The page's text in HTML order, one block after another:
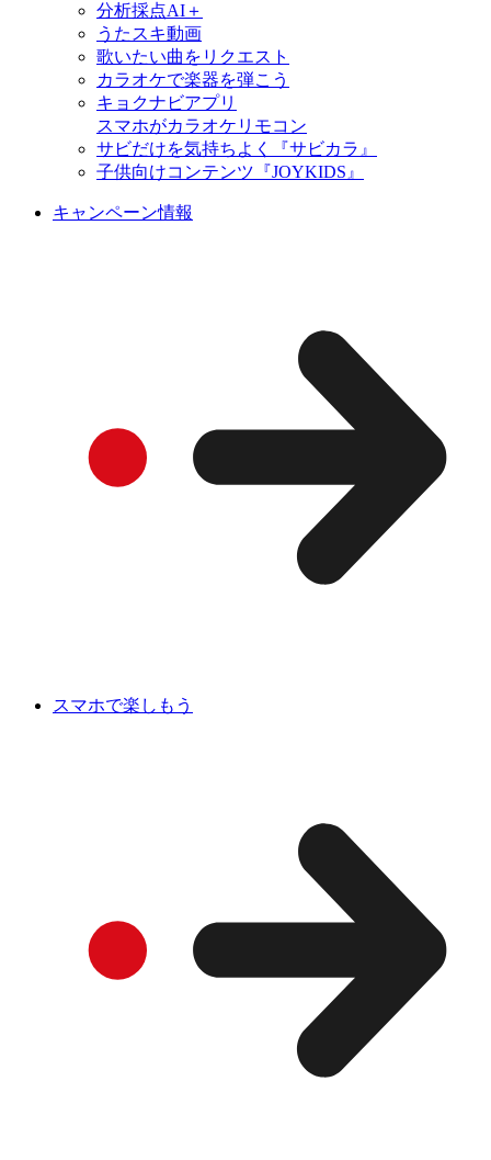
分析採点AI＋
うたスキ動画
歌いたい曲をリクエスト
カラオケで楽器を弾こう
キョクナビアプリ
スマホがカラオケリモコン
サビだけを気持ちよく『サビカラ』
子供向けコンテンツ『JOYKIDS』
キャンペーン情報
スマホで楽しもう